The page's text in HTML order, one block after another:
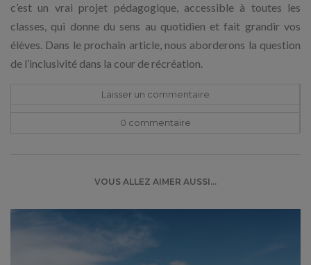
c’est un vrai projet pédagogique, accessible à toutes les
classes, qui donne du sens au quotidien et fait grandir vos
élèves. Dans le prochain article, nous aborderons la question
de l’inclusivité dans la cour de récréation.
Laisser un commentaire
0 commentaire
VOUS ALLEZ AIMER AUSSI...